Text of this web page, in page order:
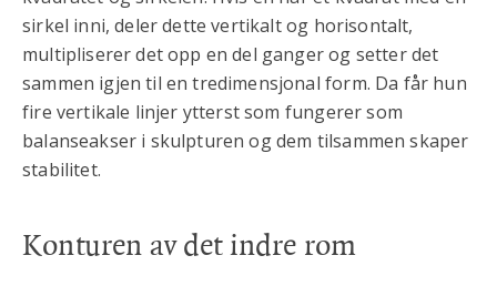
sirkel inni, deler dette vertikalt og horisontalt,
multipliserer det opp en del ganger og setter det
sammen igjen til en tredimensjonal form. Da får hun
fire vertikale linjer ytterst som fungerer som
balanseakser i skulpturen og dem tilsammen skaper
stabilitet.
Konturen av det indre rom